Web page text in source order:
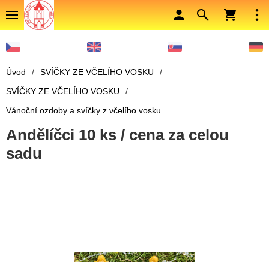
Úvod / SVÍČKY ZE VČELÍHO VOSKU
/
SVÍČKY ZE VČELÍHO VOSKU
/
Vánoční ozdoby a svíčky z včelího vosku
Andělíčci 10 ks / cena za celou
sadu